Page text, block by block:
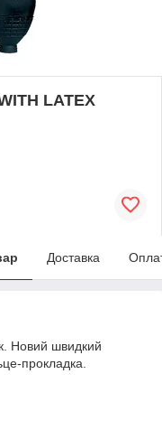
LATEX
Доставка
Новий швидкий
прокладка.